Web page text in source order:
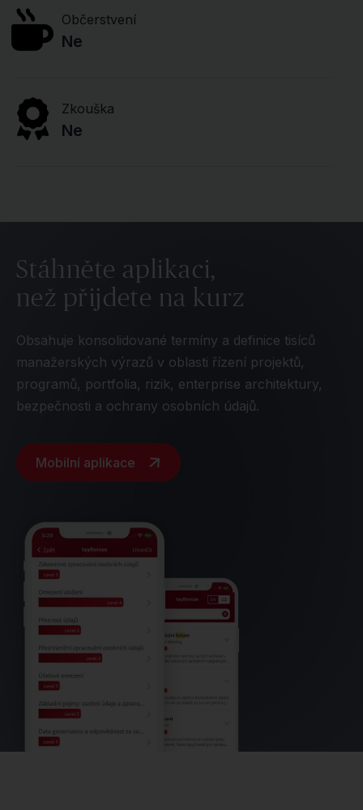
Občerstvení
Ne
Zkouška
Ne
Stáhněte aplikaci,
než přijdete na kurz
Obsahuje konsolidované termíny a definice tisíců
manažerských výrazů v oblasti řízení projektů,
programů, portfolia, rizik, enterprise architektury,
bezpečnosti a ochrany osobních údajů.
Mobilní aplikace